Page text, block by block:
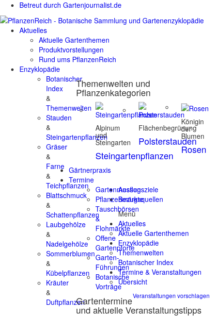
Betreut durch Gartenjournalist.de
Aktuelles
Aktuelle Gartenthemen
Produktvorstellungen
Rund ums PflanzenReich
Enzyklopädie
Botanischer
Index
&
Themenwelten
Stauden
&
Steingartenpflanzen
Gräser
&
Farne
&
Teichpflanzen
Blattschmuck
&
Schattenpflanzen
Laubgehölze
&
Nadelgehölze
Sommerblumen
&
Kübelpflanzen
Kräuter
&
Duftpflanzen
Themenwelten und
Pflanzenkategorien
Alpinum
und
Steingarten
Steingartenpflanzen
Flächenbegrünung
Polsterstauden
Königin
der
Blumen
Rosen
Gärtnerpraxis
Termine
Gartenmessen
Pflanzenmärkte
Tauschbörsen
&
Flohmärkte
Offene
Gartenpforte
Garten-
Führungen
Botanische
Vorträge
Veranstaltungen vorschlagen
Gartentermine
und aktuelle Veranstaltungstipps
Ausflugsziele
Bezugsquellen
Menü
Aktuelles
Aktuelle Gartenthemen
Enzyklopädie
Themenwelten
Botanischer Index
Termine & Veranstaltungen
Übersicht